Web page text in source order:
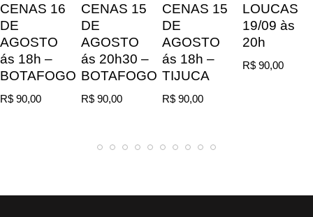
CENAS 16
DE
AGOSTO
ás 18h –
BOTAFOGO
R$ 90,00
CENAS 15
DE
AGOSTO
ás 20h30 –
BOTAFOGO
R$90,00
CENAS 15
DE
AGOSTO
ás 18h –
TIJUCA
R$90,00
LOUCAS
19/09 às
20h
R$ 90,00